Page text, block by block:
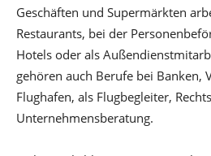
Geschäften und Supermärkten
Restaurants, bei der
Hotels oder als
gehören auch Berufe bei Banken,
Flughafen, als Flugbegleiter,
Unternehmensberatung.